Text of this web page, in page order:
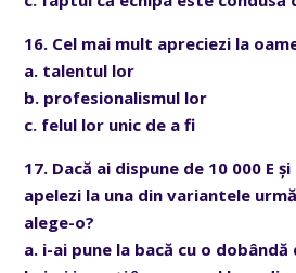
16. Cel mai mult apreciezi la
a. talentul lor
b. profesionalismul lor
c. felul lor unic de a fi
17. Dacă ai dispune de 10 000 E
apelezi la una din variantele
alege-o?
a. i-ai pune la bacă cu o dobândă